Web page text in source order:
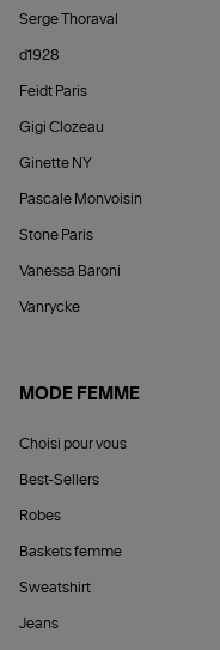
Serge Thoraval
d1928
Feidt Paris
Gigi Clozeau
Ginette NY
Pascale Monvoisin
Stone Paris
Vanessa Baroni
Vanrycke
MODE FEMME
Choisi pour vous
Best-Sellers
Robes
Baskets femme
Sweatshirt
Jeans